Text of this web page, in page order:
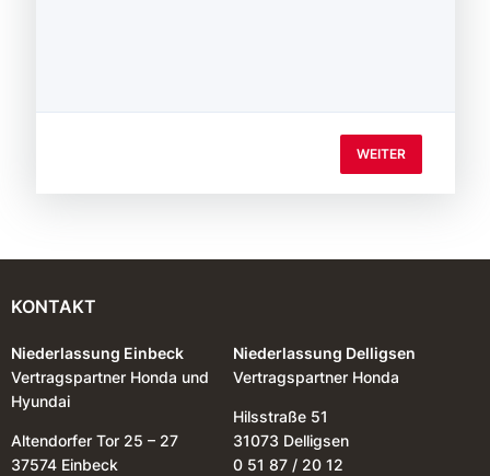
WEITER
KONTAKT
Niederlassung Einbeck
Vertragspartner Honda und
Hyundai
Altendorfer Tor 25 – 27
37574 Einbeck
Niederlassung Delligsen
Vertragspartner Honda
Hilsstraße 51
31073 Delligsen
0 51 87 / 20 12